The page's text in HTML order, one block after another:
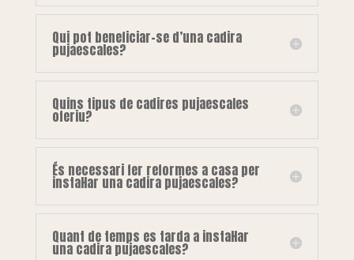
Qui pot beneficiar-se d’una cadira
pujaescales?
Quins tipus de cadires pujaescales
oferiu?
És necessari fer reformes a casa per
instal·lar una cadira pujaescales?
Quant de temps es tarda a instal·lar
una cadira pujaescales?